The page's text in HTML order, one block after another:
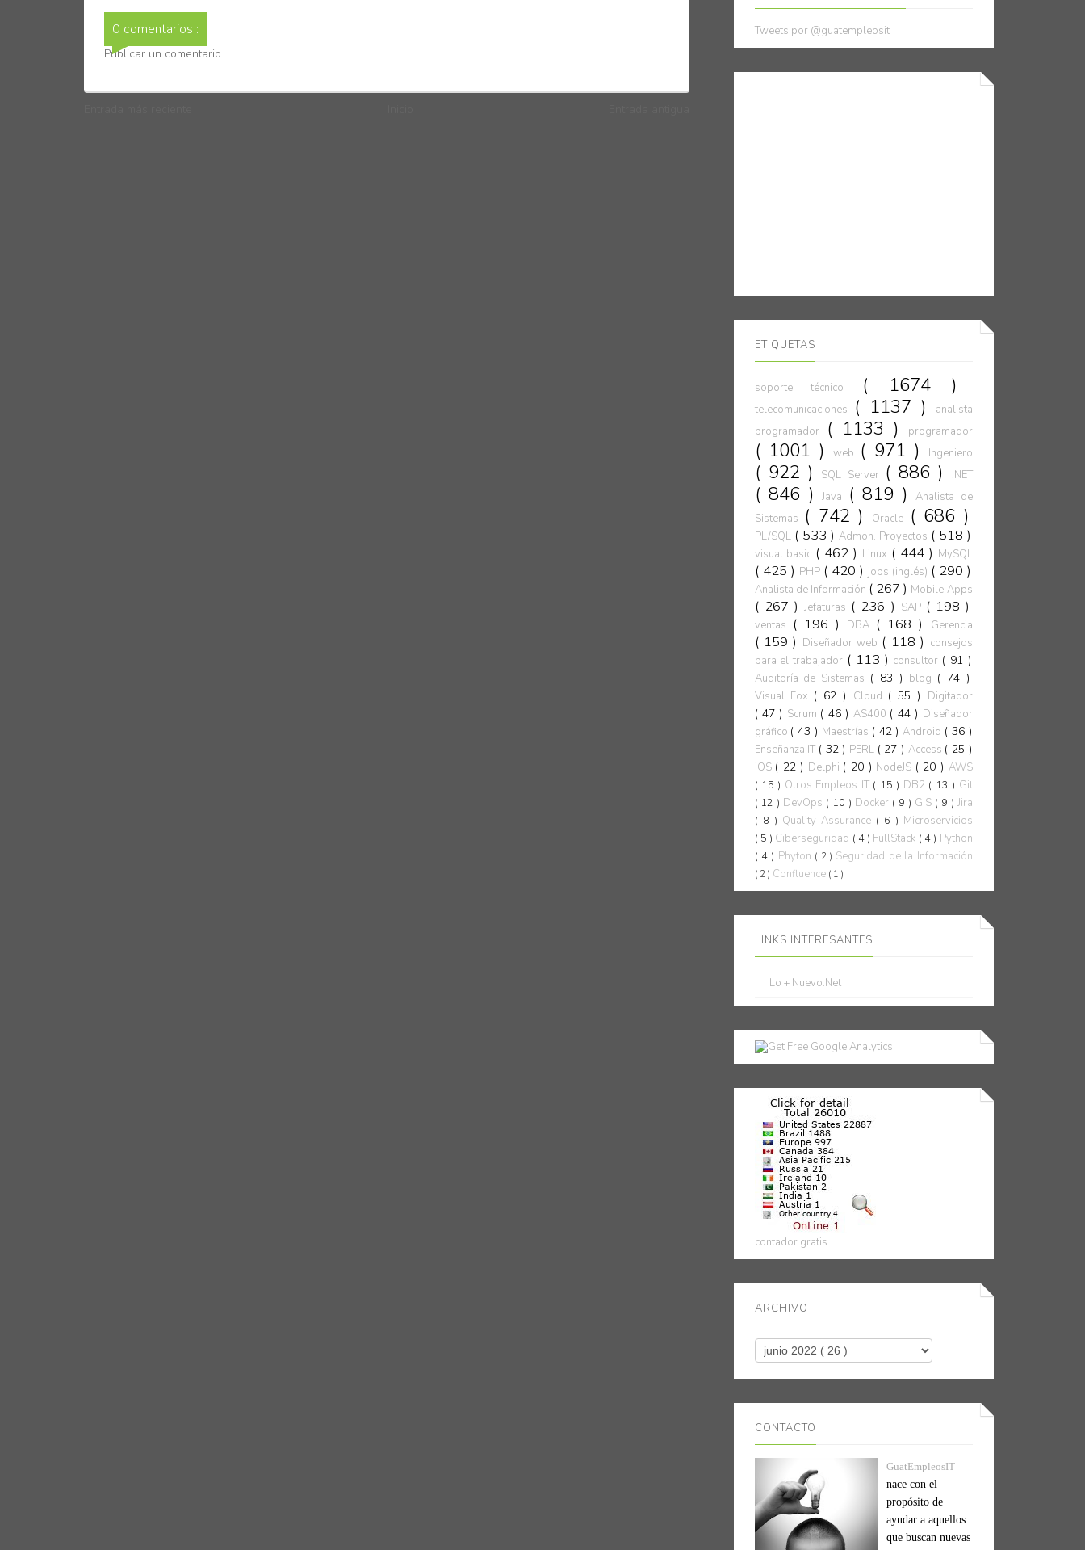
0 comentarios :
Publicar un comentario
Tweets por @guatempleosit
ETIQUETAS
soporte técnico ( 1674 )
telecomunicaciones ( 1137 )
analista
programador
( 1133 ) programador
( 1001 ) web ( 971 ) Ingeniero
( 922 ) SQL Server ( 886 ) .NET
( 846 ) Java ( 819 )
Analista de
Sistemas ( 742 ) Oracle ( 686 )
PL/SQL ( 533 ) Admon. Proyectos ( 518 )
visual basic ( 462 ) Linux ( 444 ) MySQL
( 425 ) PHP ( 420 ) jobs (inglés) ( 290 )
Analista de Información ( 267 ) Mobile Apps
( 267 )Jefaturas ( 236 ) SAP ( 198 )
ventas ( 196 ) DBA ( 168 ) Gerencia
( 159 ) Diseñador web ( 118 ) consejos
para el trabajador ( 113 ) consultor ( 91 )
Auditoría de Sistemas ( 83 ) blog ( 74 )
Visual Fox ( 62 ) Cloud ( 55 ) Digitador
( 47 ) Scrum ( 46 ) AS400 ( 44 ) Diseñador
gráfico ( 43 ) Maestrías ( 42 )Android ( 36 )
Enseñanza IT ( 32 ) PERL ( 27 ) Access ( 25 )
iOS ( 22 ) Delphi ( 20 ) NodeJS ( 20 ) AWS
( 15 ) Otros Empleos IT ( 15 ) DB2 ( 13 ) Git
( 12 ) DevOps ( 10 ) Docker ( 9 ) GIS ( 9 ) Jira
( 8 ) Quality Assurance ( 6 ) Microservicios
( 5 ) Ciberseguridad ( 4 ) FullStack ( 4 ) Python
( 4 ) Phyton ( 2 ) Seguridad de la Información
( 2 ) Confluence ( 1 )
LINKS INTERESANTES
Lo + Nuevo.Net
contador gratis
ARCHIVO
CONTACTO
GuatEmpleosIT
nace con el
propósito de
ayudar a aquellos
que buscan nuevas